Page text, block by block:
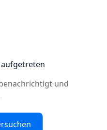
aufgetreten
und